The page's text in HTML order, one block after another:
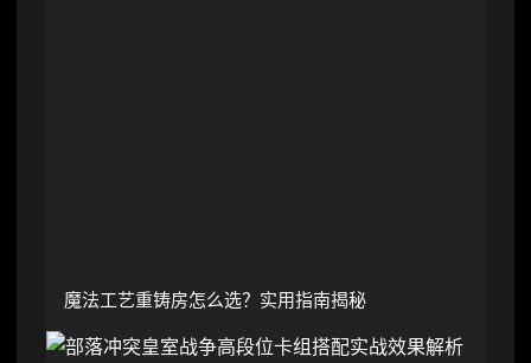
魔法工艺重铸房怎么选？实用指南揭秘